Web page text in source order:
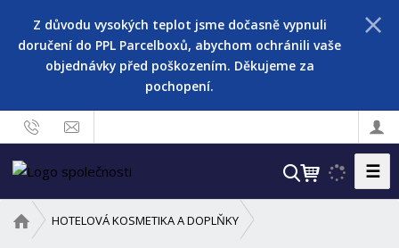
Z důvodu vysokých teplot jsme dočasně vypnuli
doručení do PPL Parcelboxů, abychom ochránili vaše
objednávky před poškozením. Děkujeme za
pochopení.
V
☰
v
HOTELOVÁ KOSMETIKA A DOPLŇKY